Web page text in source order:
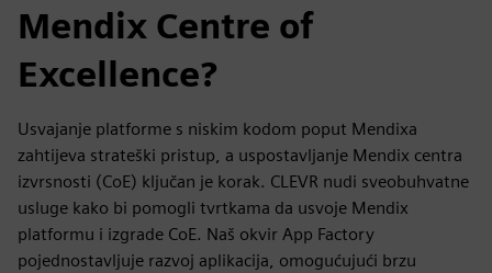
Mendix Centre of
Excellence?
Usvajanje platforme s niskim kodom poput Mendixa
zahtijeva strateški pristup, a uspostavljanje Mendix centra
izvrsnosti (CoE) ključan je korak. CLEVR nudi sveobuhvatne
usluge kako bi pomogli tvrtkama da usvoje Mendix
platformu i izgrade CoE. Naš okvir App Factory
pojednostavljuje razvoj aplikacija, omogućujući brzu